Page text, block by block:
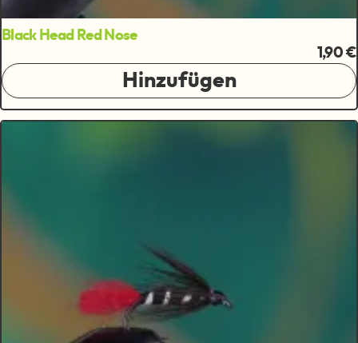
Black Head Red Nose
1,90 €
Hinzufügen